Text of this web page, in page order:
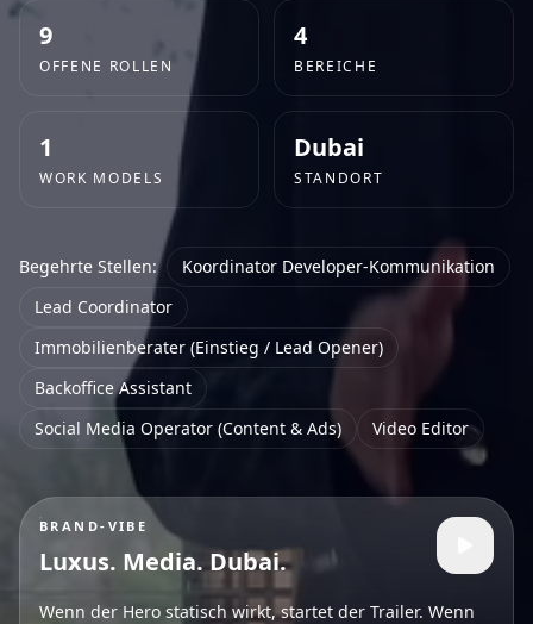
9
OFFENE ROLLEN
4
BEREICHE
1
WORK MODELS
Dubai
STANDORT
Begehrte Stellen:
Koordinator Developer-Kommunikation
Lead Coordinator
Immobilienberater (Einstieg / Lead Opener)
Backoffice Assistant
Social Media Operator (Content & Ads)
Video Editor
BRAND-VIBE
Luxus. Media. Dubai.
Wenn der Hero statisch wirkt, startet der Trailer. Wenn